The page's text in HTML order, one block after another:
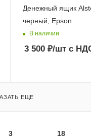
Денежный ящик
черный, Epson
В наличии
3 500 ₽/шт с
ЕЩЕ
3 18